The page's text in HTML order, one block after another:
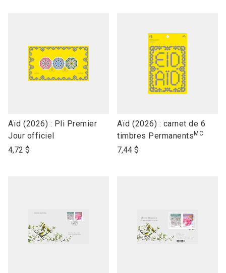
link
to
open
Aïd (2026) : Pli Premier
Jour officiel
4,72 $
link
to
open
Aïd (2026) : carnet de 6
timbres Permanents MC
7,44 $